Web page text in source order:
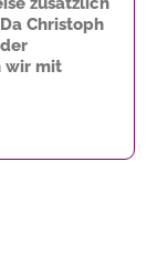
Christoph
wir mit